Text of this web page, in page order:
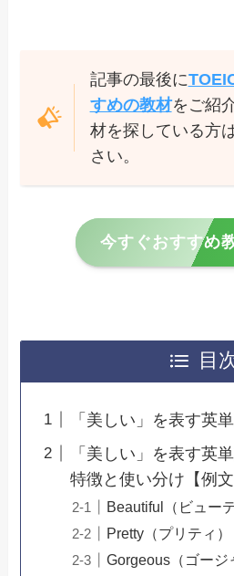
記事の最後に
すめの教材をご紹
材を探している方
さい。
今すぐおすすめ
目
「美しい」を表す英
「美しい」を表す英
特徴と使い分け【例文
Beautiful（ビュー
Pretty（プリティ）
Gorgeous（ゴージ